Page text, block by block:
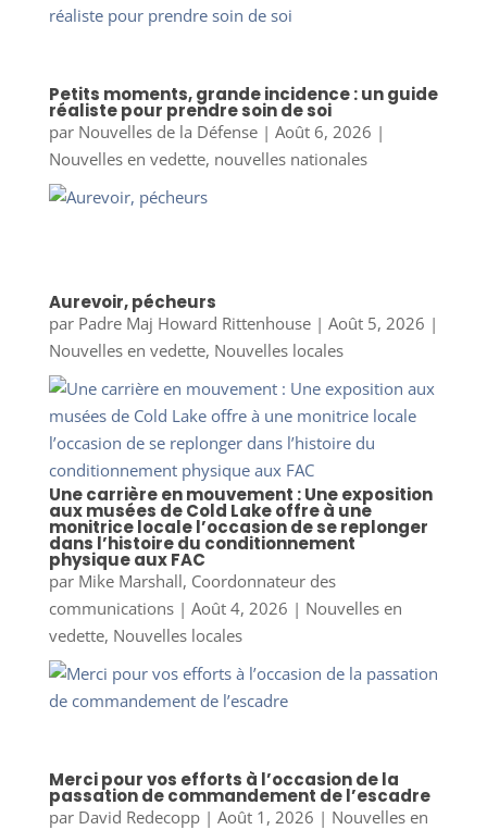
Petits moments, grande incidence : un guide
réaliste pour prendre soin de soi
par Nouvelles de la Défense| Août 6, 2026 |
Nouvelles en vedette, nouvelles nationales
Aurevoir, pécheurs
par Padre Maj Howard Rittenhouse| Août 5, 2026 |
Nouvelles en vedette, Nouvelles locales
Une carrière en mouvement : Une exposition
aux musées de Cold Lake offre à une
monitrice locale l’occasion de se replonger
dans l’histoire du conditionnement
physique aux FAC
par Mike Marshall, Coordonnateur des
communications| Août 4, 2026 | Nouvelles en
vedette, Nouvelles locales
Merci pour vos efforts à l’occasion de la
passation de commandement de l’escadre
par David Redecopp| Août 1, 2026 | Nouvelles en